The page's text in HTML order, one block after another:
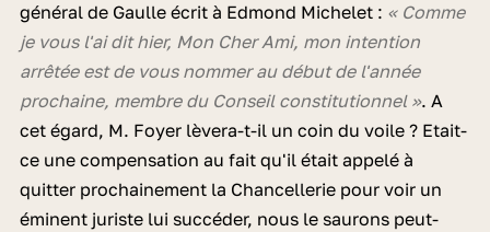
général de Gaulle écrit à Edmond Michelet : « Comme
je vous l'ai dit hier, Mon Cher Ami, mon intention
arrêtée est de vous nommer au début de l'année
prochaine, membre du Conseil constitutionnel ». A
cet égard, M. Foyer lèvera-t-il un coin du voile ? Etait-
ce une compensation au fait qu'il était appelé à
quitter prochainement la Chancellerie pour voir un
éminent juriste lui succéder, nous le saurons peut-